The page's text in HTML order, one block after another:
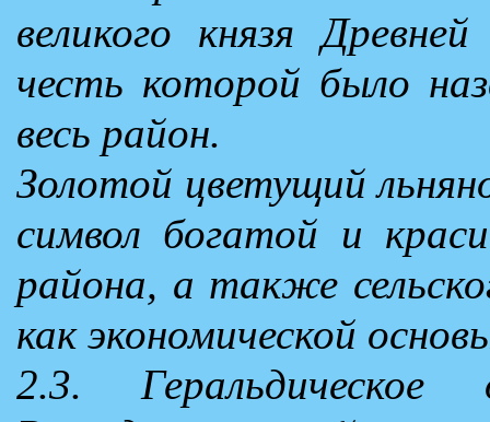
великого князя
честь которой было
весь район.
Золотой цветущий
символ богатой и
района, а также
как экономической
2.3. Геральдическое